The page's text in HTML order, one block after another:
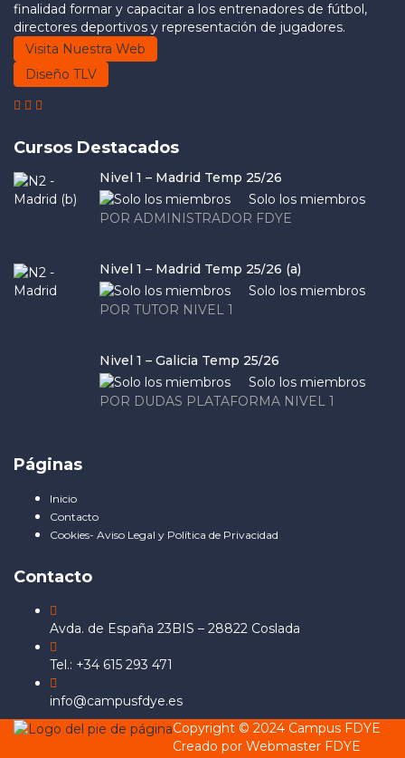
finalidad formar y capacitar a los entrenadores de fútbol,
directores deportivos y representación de jugadores.
Visita Nuestra Web
Diseño TLV
Cursos Destacados
Nivel 1 – Madrid Temp 25/26
Solo los miembros
POR ADMINISTRADOR FDYE
Nivel 1 – Madrid Temp 25/26 (a)
Solo los miembros
POR TUTOR NIVEL 1
Nivel 1 – Galicia Temp 25/26
Solo los miembros
POR DUDAS PLATAFORMA NIVEL 1
Páginas
Inicio
Contacto
Cookies- Aviso Legal y Política de Privacidad
Contacto
Avda. de España 23BIS – 28822 Coslada
Tel.: +34 615 293 471
info@campusfdye.es
Copyright © 2024 Campus FDYE
Creado por Webmaster FDYE